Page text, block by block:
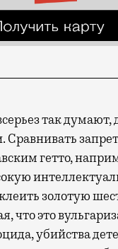
так
гетто,
золотую
что это
убийства